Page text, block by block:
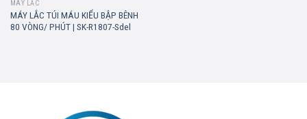
MÁY LẮC
MÁY LẮC TÚI MÁU KIỂU BẬP BÊNH
80 VÒNG/ PHÚT | SK-R1807-Sdel